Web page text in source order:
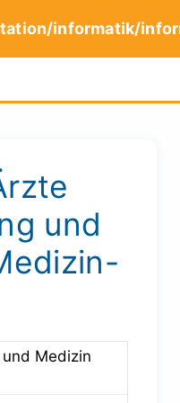
informatik/
und
Medizin